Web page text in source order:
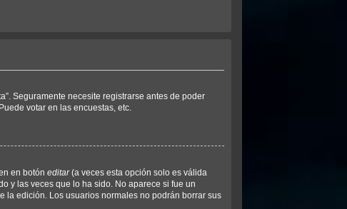
Seguramente necesite registrarse antes de poder
votar en las encuestas, etc.
en botón editar(a veces esta opción solo es válida
y las veces que lo ha sido. No aparece si fue un
la edición. Los usuarios normales no podrán borrar sus